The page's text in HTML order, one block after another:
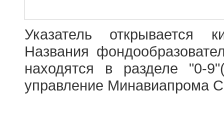
Указатель открывается
Названия
находятся в разделе "0-
управление Минавиапрома